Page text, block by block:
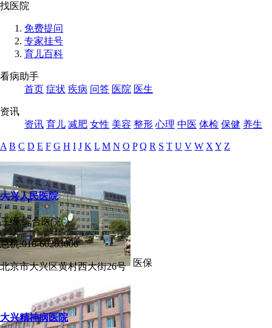
找医院
免费提问
专家挂号
育儿百科
看病助手
首页 症状 疾病 问答 医院 医生
资讯
资讯 育儿 减肥 女性 美容 整形 心理 中医 体检 保健 养生
A B C D E F G H I J K L M N O P Q R S T U V W X Y Z
医保
大兴人民医院
三级 综合医院
总机:010-60283006
北京市大兴区黄村西大街26号
大兴精神病医院